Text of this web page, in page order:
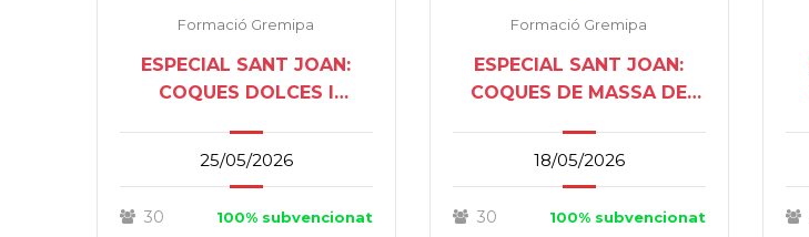
Formació Gremipa
ESPECIAL SANT JOAN:
COQUES DOLCES I
25/05/2026
30 100% subvencionat
Formació Gremipa
ESPECIAL SANT JOAN:
COQUES DE MASSA DE
18/05/2026
30 100% subvencionat